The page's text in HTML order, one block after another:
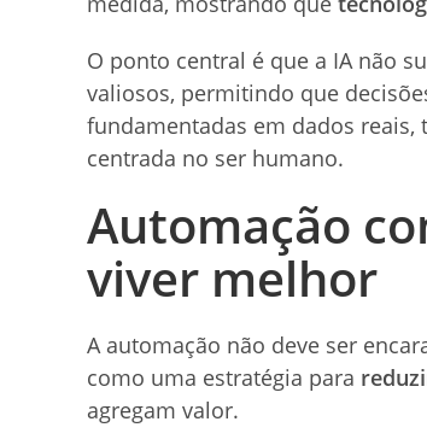
O ponto central é que a IA não
valiosos, permitindo que
fundamentadas em dados
centrada no ser humano.
Automação
viver melhor
A automação não deve ser
como uma estratégia para
agregam valor.